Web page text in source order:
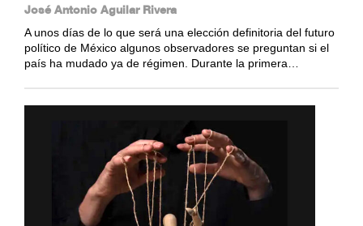
José Antonio Aguilar Rivera
A unos días de lo que será una elección definitoria del futuro
político de México algunos observadores se preguntan si el
país ha mudado ya de régimen. Durante la primera…